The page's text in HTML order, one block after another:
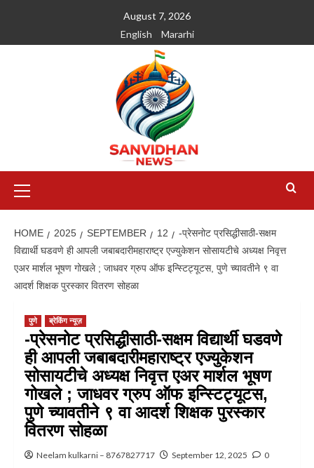
August 7, 2026
English
Mararhi
HOME 2025 SEPTEMBER 12
-प्रेसनोट प्रसिद्धीसाठी-सक्षम
विद्यार्थी घडवणे ही आपली जबाबदारीमहाराष्ट्र एज्युकेशन सोसायटीचे अध्यक्ष निवृत्त
एअर मार्शल भूषण गोखले ; जाधवर ग्रुप ऑफ इन्स्टिट्यूटस, पुणे च्यावतीने ९ वा
आदर्श शिक्षक पुरस्कार वितरण सोहळा
पुणे ब्रेकिंग न्यूज़
-प्रेसनोट प्रसिद्धीसाठी-सक्षम विद्यार्थी घडवणे
ही आपली जबाबदारीमहाराष्ट्र एज्युकेशन
सोसायटीचे अध्यक्ष निवृत्त एअर मार्शल भूषण
गोखले ; जाधवर ग्रुप ऑफ इन्स्टिट्यूटस,
पुणे च्यावतीने ९ वा आदर्श शिक्षक पुरस्कार
वितरण सोहळा
Neelam kulkarni – 8767827717 September 12, 2025 0